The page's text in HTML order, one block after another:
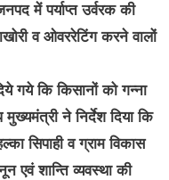
में पर्याप्त उर्वरक की
व ओवररेटिंग करने वालों
गये कि किसानों को गन्ना
ने निर्देश दिया कि
सिपाही व ग्राम विकास
एवं शान्ति व्यवस्था की